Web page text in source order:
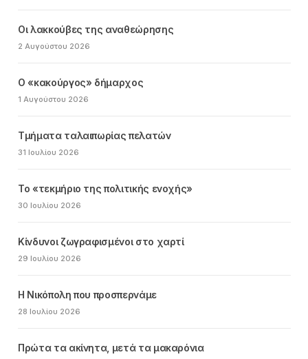
Οι λακκούβες της αναθεώρησης
2 Αυγούστου 2026
Ο «κακούργος» δήμαρχος
1 Αυγούστου 2026
Τμήματα ταλαιπωρίας πελατών
31 Ιουλίου 2026
Το «τεκμήριο της πολιτικής ενοχής»
30 Ιουλίου 2026
Κίνδυνοι ζωγραφισμένοι στο χαρτί
29 Ιουλίου 2026
Η Νικόπολη που προσπερνάμε
28 Ιουλίου 2026
Πρώτα τα ακίνητα, μετά τα μακαρόνια